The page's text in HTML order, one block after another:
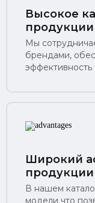
Высокое
продукции
Мы
брендами,
эффективность
Широкий
продукции
В нашем
модели что